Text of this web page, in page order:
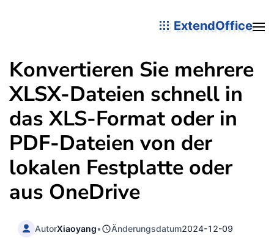
ExtendOffice
Konvertieren Sie mehrere
XLSX-Dateien schnell in
das XLS-Format oder in
PDF-Dateien von der
lokalen Festplatte oder
aus OneDrive
AutorXiaoyang• Änderungsdatum2024-12-09